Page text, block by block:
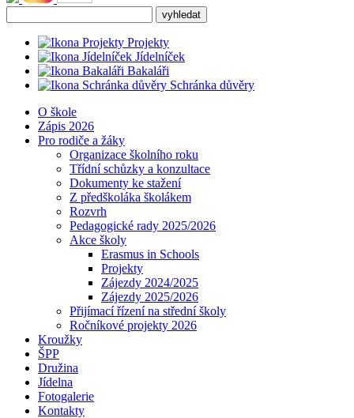
Projekty
Jídelníček
Bakaláři
Schránka důvěry
O škole
Zápis 2026
Pro rodiče a žáky
Organizace školního roku
Třídní schůzky a konzultace
Dokumenty ke stažení
Z předškoláka školákem
Rozvrh
Pedagogické rady 2025/2026
Akce školy
Erasmus in Schools
Projekty
Zájezdy 2024/2025
Zájezdy 2025/2026
Přijímací řízení na střední školy
Ročníkové projekty 2026
Kroužky
ŠPP
Družina
Jídelna
Fotogalerie
Kontakty